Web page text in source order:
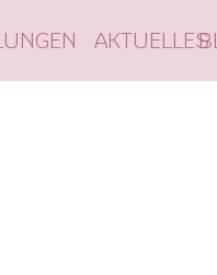
AKTUELLES